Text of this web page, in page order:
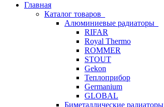
Главная
Каталог товаров
Алюминиевые радиаторы
RIFAR
Royal Thermo
ROMMER
STOUT
Gekon
Теплоприбор
Germanium
GLOBAL
Биметаллические радиаторы